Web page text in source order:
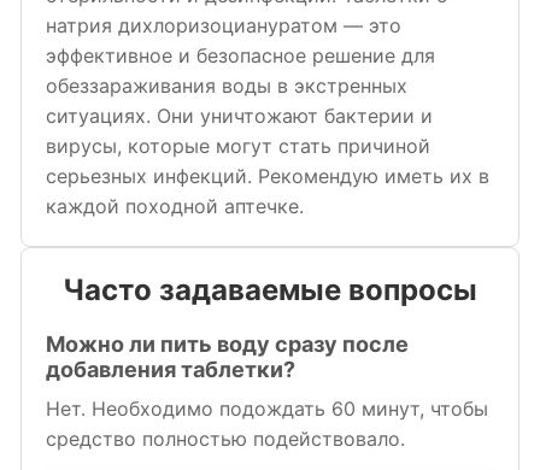
натрия дихлоризоциануратом — это
эффективное и безопасное решение для
обеззараживания воды в экстренных
ситуациях. Они уничтожают бактерии и
вирусы, которые могут стать причиной
серьезных инфекций. Рекомендую иметь их в
каждой походной аптечке.
Часто задаваемые вопросы
Можно ли пить воду сразу после
добавления таблетки?
Нет. Необходимо подождать 60 минут, чтобы
средство полностью подействовало.